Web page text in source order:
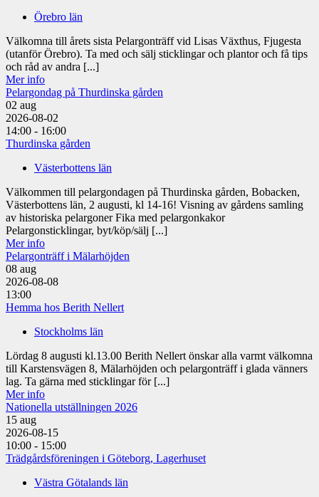
Örebro län
Välkomna till årets sista Pelargonträff vid Lisas Växthus, Fjugesta
(utanför Örebro). Ta med och sälj sticklingar och plantor och få tips
och råd av andra [...]
Mer info
Pelargondag på Thurdinska gården
02 aug
2026-08-02
14:00 - 16:00
Thurdinska gården
Västerbottens län
Välkommen till pelargondagen på Thurdinska gården, Bobacken,
Västerbottens län, 2 augusti, kl 14-16! Visning av gårdens samling
av historiska pelargoner Fika med pelargonkakor
Pelargonsticklingar, byt/köp/sälj [...]
Mer info
Pelargonträff i Mälarhöjden
08 aug
2026-08-08
13:00
Hemma hos Berith Nellert
Stockholms län
Lördag 8 augusti kl.13.00 Berith Nellert önskar alla varmt välkomna
till Karstensvägen 8, Mälarhöjden och pelargonträff i glada vänners
lag. Ta gärna med sticklingar för [...]
Mer info
Nationella utställningen 2026
15 aug
2026-08-15
10:00 - 15:00
Trädgårdsföreningen i Göteborg, Lagerhuset
Västra Götalands län